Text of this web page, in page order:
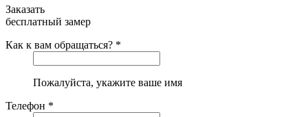
Заказать
бесплатный замер
Как к вам обращаться? *
Пожалуйста, укажите ваше имя
Телефон *